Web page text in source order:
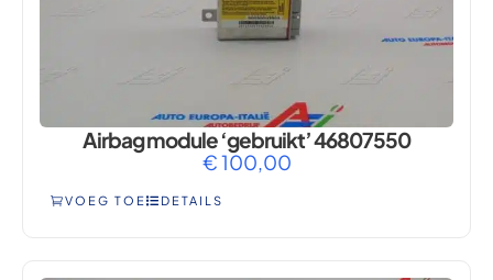
Airbag module ‘gebruikt’ 46807550
€100,00
VOEG TOE DETAILS